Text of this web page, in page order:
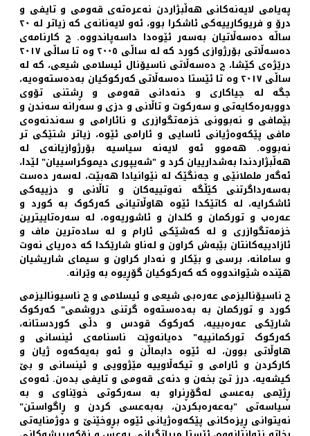
پەیامی لایەنەکانی هەڵبژاردن نەعرەتەی قەومی و تایفی و
درۆ و فریوکارییەکی ئاشکرا بوو، ئەو لایەنانەی کە زیاتر لە ٢٠
ساڵە دەسەڵاتیان بەسەر ئێوەدا داسەپاندووە. چ کارنامەی
دەسەڵاتی بۆرژوازی کورد کە لە ساڵی ٢٠٠٥ وە تا ساڵی ٢٠١٧
درێژەی کێشا، چ دەسەڵاتی ناسیۆنال ئیسلامی شیعی، کە لە
ساڵی ٢٠١٧ وە تا ئێستا دەسەڵاتی کەرکوکیان بەدەستەوەیە،
جگە لە جیاکاری و دنەدانی قەومی و ڕشتنی تۆوی
دووبەرەکایەتی و سەرکوت و تاڵانی و دزی و سەرانە سەندن و
بێمافی و نەبوونی خزمەتگوازری و نائارامی و سەندنەوەی
مافی پێکەوەژیانی ئاسایی و ئارامی ئێوە، زیاتر شتێکی تر
نەبووە. هەموو ئەو لایەنە سیاسیە بۆرژوازیانەی لە
هەڵبژاردندا بەشدارییان کرد و "شەیپوری دیموکراسییان" لێدا،
ئەگەر ململانێی و جەنگێک لە نێوانیادا هەبێت، لەسەر دەست
بەسەرداگرتنی کێڵگە نەوتییەکان و تاڵانی و دزییەکی
ئاشکرایە، لە کاتێکدا ئێوە هاوڵاتیانی کەرکوک بە کورد و
عەرەب و تورکمان و کلدان و ئاشوریەوە، لە سەرەتاییترین
خزمەتگوازری و لە کەشێکی ئارام و لە سادەترین ماف و
ئازادییەکانتان بێبەش کراون و لەناو شارێکدا کە دەریای نەوت
و سامانە، برسی و بێکار و نەدار كراون و سیمای شاریشیان
هێندە شێواندووە کە کەرکوکیان گۆڕیوە بە وێرانە.
چ ناسیۆنالیزمی عەرەبی شیعی و ئیسلامی و چ ناسیونالیزمی
کورد و تورکمان بە بەدەستەوە گرتنی دروشمی" کەرکوک
شارێکی عەرەبییە، کەرکوک قودس و دڵی کوردستانە،
کەرکوک تورکمانییە" دەیانەوێت ناسنامەی ئینسانی و
هاوڵاتی بوون، لە ئێوه‌ دابماڵن و ئەو بەیەکەوە ژیان و
کارکردن و ئارامی و تیکەڵاوییە مێژوویی و ئینسانی و بێ
کیشەیە، درز تێ بخەن و دنەی قەومی و تایفی بدەن. ئەوەی
ڕژێمی بەعسی لەگۆڕنراو بە سەرکوتی خوێناوی و بە
سیاسەتی "بەعەرەبکردن، بەبەعسی کردن و ڕاگواستن"
نەیتوانی ڕیزەکانی پێکەوەژیانی ئێوە بڕوخێنێ و دوژمنایەتی